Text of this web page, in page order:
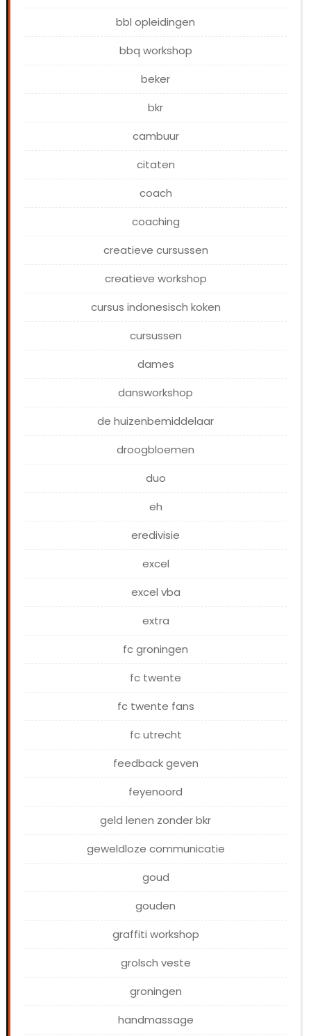
bbl opleidingen
bbq workshop
beker
bkr
cambuur
citaten
coach
coaching
creatieve cursussen
creatieve workshop
cursus indonesisch koken
cursussen
dames
dansworkshop
de huizenbemiddelaar
droogbloemen
duo
eh
eredivisie
excel
excel vba
extra
fc groningen
fc twente
fc twente fans
fc utrecht
feedback geven
feyenoord
geld lenen zonder bkr
geweldloze communicatie
goud
gouden
graffiti workshop
grolsch veste
groningen
handmassage